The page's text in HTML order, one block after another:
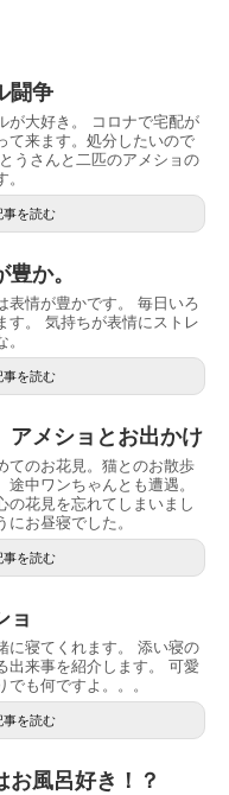
闘争
が大好き。 コロナで宅配が
て来ます。処分したいので
うさんと二匹のアメショの
事を読む
か。
表情が豊かです。 毎日いろ
す。 気持ちが表情にストレ
事を読む
メショとお出かけ
てのお花見。猫とのお散歩
中ワンちゃんとも遭遇。
の花見を忘れてしまいまし
お昼寝でした。
事を読む
ョ
に寝てくれます。 添い寝の
出来事を紹介します。 可愛
も何ですよ。。。
事を読む
お風呂好き！？